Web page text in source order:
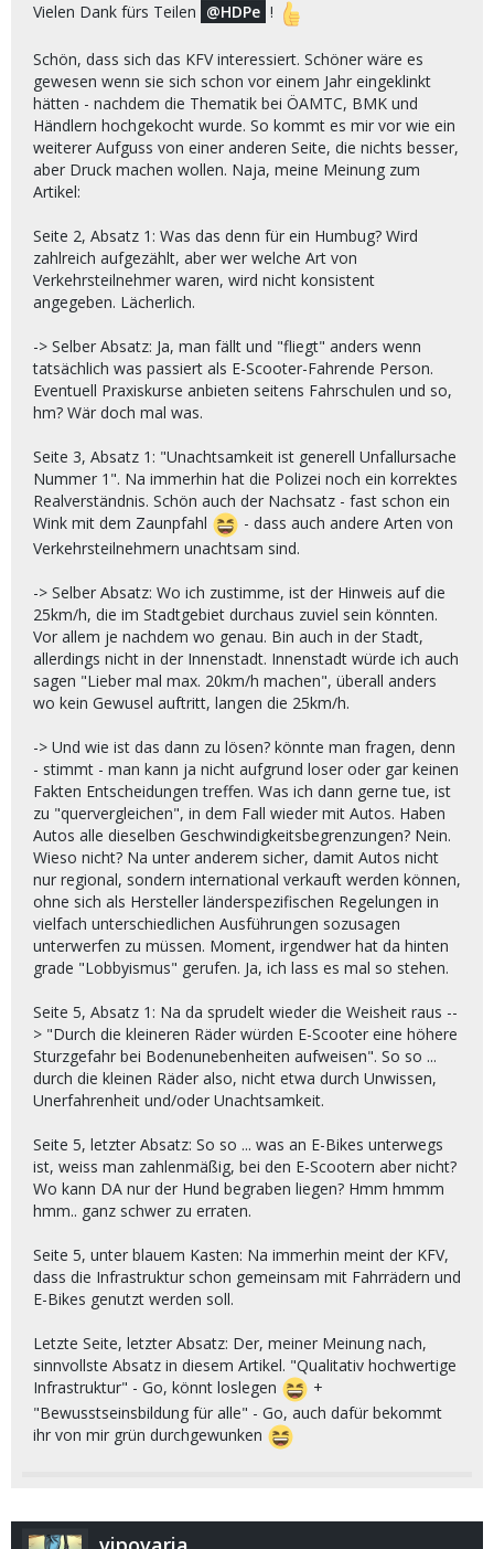
Vielen Dank fürs Teilen HDPe !
Schön, dass sich das KFV interessiert. Schöner wäre es
gewesen wenn sie sich schon vor einem Jahr eingeklinkt
hätten - nachdem die Thematik bei ÖAMTC, BMK und
Händlern hochgekocht wurde. So kommt es mir vor wie ein
weiterer Aufguss von einer anderen Seite, die nichts besser,
aber Druck machen wollen. Naja, meine Meinung zum
Artikel:
Seite 2, Absatz 1: Was das denn für ein Humbug? Wird
zahlreich aufgezählt, aber wer welche Art von
Verkehrsteilnehmer waren, wird nicht konsistent
angegeben. Lächerlich.
-> Selber Absatz: Ja, man fällt und "fliegt" anders wenn
tatsächlich was passiert als E-Scooter-Fahrende Person.
Eventuell Praxiskurse anbieten seitens Fahrschulen und so,
hm? Wär doch mal was.
Seite 3, Absatz 1: "Unachtsamkeit ist generell Unfallursache
Nummer 1". Na immerhin hat die Polizei noch ein korrektes
Realverständnis. Schön auch der Nachsatz - fast schon ein
Wink mit dem Zaunpfahl
- dass auch andere Arten von
Verkehrsteilnehmern unachtsam sind.
-> Selber Absatz: Wo ich zustimme, ist der Hinweis auf die
25km/h, die im Stadtgebiet durchaus zuviel sein könnten.
Vor allem je nachdem wo genau. Bin auch in der Stadt,
allerdings nicht in der Innenstadt. Innenstadt würde ich auch
sagen "Lieber mal max. 20km/h machen", überall anders
wo kein Gewusel auftritt, langen die 25km/h.
-> Und wie ist das dann zu lösen? könnte man fragen, denn
- stimmt - man kann ja nicht aufgrund loser oder gar keinen
Fakten Entscheidungen treffen. Was ich dann gerne tue, ist
zu "quervergleichen", in dem Fall wieder mit Autos. Haben
Autos alle dieselben Geschwindigkeitsbegrenzungen? Nein.
Wieso nicht? Na unter anderem sicher, damit Autos nicht
nur regional, sondern international verkauft werden können,
ohne sich als Hersteller länderspezifischen Regelungen in
vielfach unterschiedlichen Ausführungen sozusagen
unterwerfen zu müssen. Moment, irgendwer hat da hinten
grade "Lobbyismus" gerufen. Ja, ich lass es mal so stehen.
Seite 5, Absatz 1: Na da sprudelt wieder die Weisheit raus --
> "Durch die kleineren Räder würden E-Scooter eine höhere
Sturzgefahr bei Bodenunebenheiten aufweisen". So so ...
durch die kleinen Räder also, nicht etwa durch Unwissen,
Unerfahrenheit und/oder Unachtsamkeit.
Seite 5, letzter Absatz: So so ... was an E-Bikes unterwegs
ist, weiss man zahlenmäßig, bei den E-Scootern aber nicht?
Wo kann DA nur der Hund begraben liegen? Hmm hmmm
hmm.. ganz schwer zu erraten.
Seite 5, unter blauem Kasten: Na immerhin meint der KFV,
dass die Infrastruktur schon gemeinsam mit Fahrrädern und
E-Bikes genutzt werden soll.
Letzte Seite, letzter Absatz: Der, meiner Meinung nach,
sinnvollste Absatz in diesem Artikel. "Qualitativ hochwertige
Infrastruktur" - Go, könnt loslegen
+
"Bewusstseinsbildung für alle" - Go, auch dafür bekommt
ihr von mir grün durchgewunken